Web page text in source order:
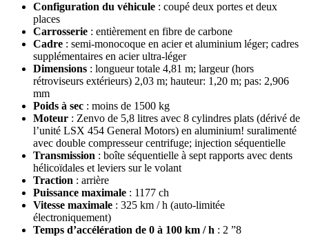
Configuration du véhicule : coupé deux portes et deux
places
Carrosserie : entièrement en fibre de carbone
Cadre : semi-monocoque en acier et aluminium léger; cadres
supplémentaires en acier ultra-léger
Dimensions : longueur totale 4,81 m; largeur (hors
rétroviseurs extérieurs) 2,03 m; hauteur: 1,20 m; pas: 2,906
mm
Poids à sec : moins de 1500 kg
Moteur : Zenvo de 5,8 litres avec 8 cylindres plats (dérivé de
l’unité LSX 454 General Motors) en aluminium! suralimenté
avec double compresseur centrifuge; injection séquentielle
Transmission : boîte séquentielle à sept rapports avec dents
hélicoïdales et leviers sur le volant
Traction : arrière
Puissance maximale : 1177 ch
Vitesse maximale : 325 km / h (auto-limitée
électroniquement)
Temps d’accélération de 0 à 100 km / h : 2 ”8